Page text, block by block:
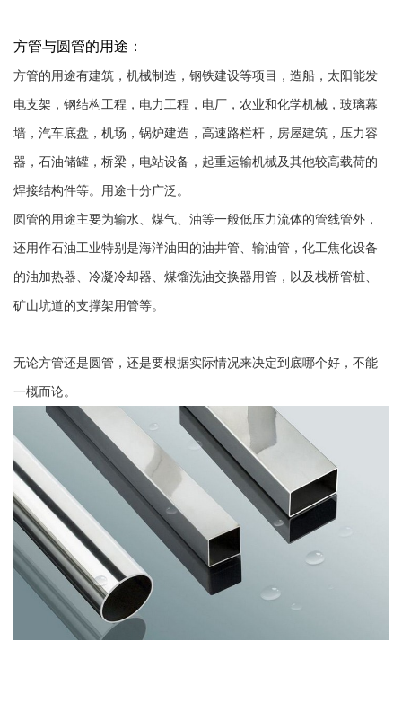
方管与圆管的用途：
方管的用途有建筑，机械制造，钢铁建设等项目，造船，太阳能发
电支架，钢结构工程，电力工程，电厂，农业和化学机械，玻璃幕
墙，汽车底盘，机场，锅炉建造 ，高速路栏杆，房屋建筑，压力容
器，石油储罐，桥梁 ，电站设备，起重运输机械及其他较高载荷的
焊接结构件等。用途十分广泛。
圆管的用途主要为输水、煤气、油等一般低压力流体的管线管外，
还用作石油工业特别是海洋油田的油井管、输油管，化工焦化设备
的油加热器、冷凝冷却器、 煤馏洗油交换器用管，以及栈桥管桩、
矿山坑道的支撑架用管等。
无论方管还是圆管，还是要根据实际情况来决定到底哪个好，不能
一概而论。